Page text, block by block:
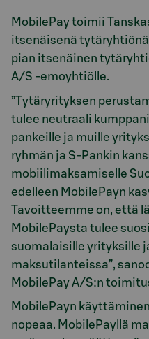
MobilePay toimii
itsenäisenä
pian itsenäinen
A/S -emoyhtiölle.
”Tytäryrityksen
tulee neutraali
pankeille ja muille
ryhmän ja S-Pankin
mobiilimaksamiselle
edelleen MobilePayn
Tavoitteemme on, että
MobilePaysta tulee
suomalaisille yrityksille
maksutilanteissa”,
MobilePay A/S:n
MobilePayn
nopeaa. MobilePayllä